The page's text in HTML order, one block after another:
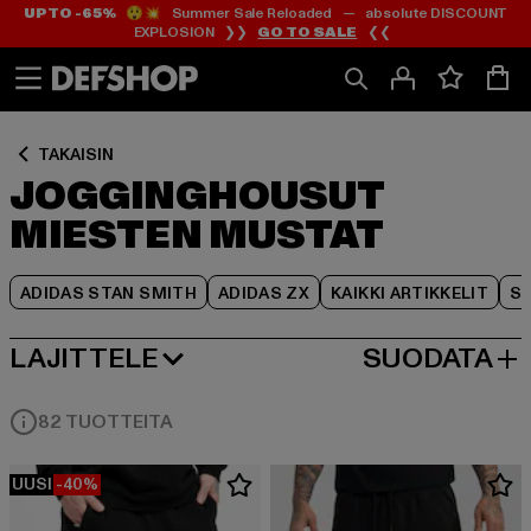
Siirry
Sisältö
Siirry
Footer
UP TO -65%😲💥 Summer Sale Reloaded — absolute DISCOUNT
EXPLOSION ❯❯ GO TO SALE ❮❮
TAKAISIN
JOGGINGHOUSUT
MIESTEN MUSTAT
ADIDAS STAN SMITH ADIDAS ZX KAIKKI ARTIKKELIT
Siirry
Tuoteruudukko
LAJITTELE
SUOSITUIMMAT SUODATA
82 TUOTTEITA
UUSI -40%